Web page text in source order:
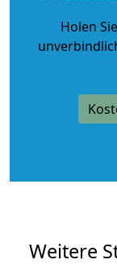
Holen
Weitere